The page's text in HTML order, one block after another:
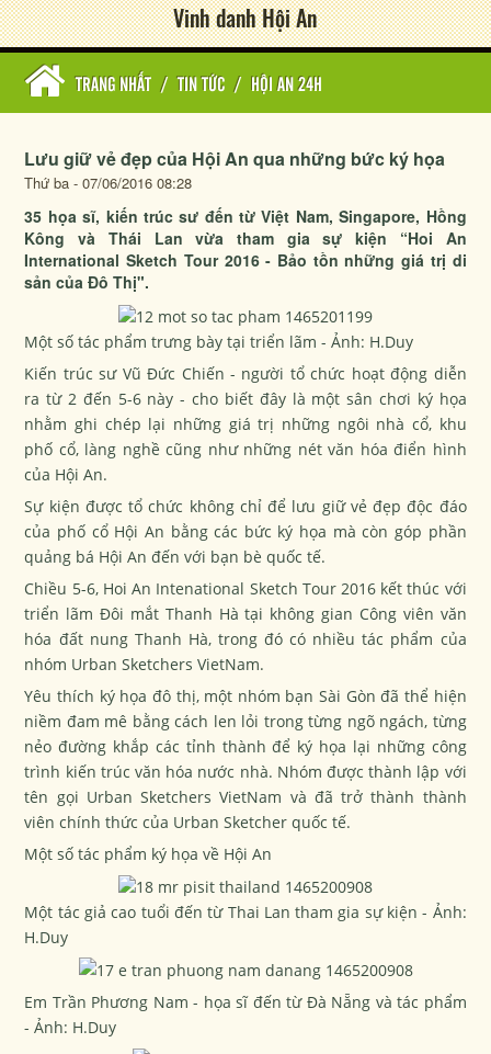
Vinh danh Hội An
TRANG NHẤT / TIN TỨC / HỘI AN 24H
Lưu giữ vẻ đẹp của Hội An qua những bức ký họa
Thứ ba - 07/06/2016 08:28
35 họa sĩ, kiến trúc sư đến từ Việt Nam, Singapore, Hồng
Kông và Thái Lan vừa tham gia sự kiện “Hoi An
International Sketch Tour 2016 - Bảo tồn những giá trị di
sản của Đô Thị".
Một số tác phẩm trưng bày tại triển lãm - Ảnh: H.Duy
Kiến trúc sư Vũ Đức Chiến - người tổ chức hoạt động diễn
ra từ 2 đến 5-6 này - cho biết đây là một sân chơi ký họa
nhằm ghi chép lại những giá trị những ngôi nhà cổ, khu
phố cổ, làng nghề cũng như những nét văn hóa điển hình
của Hội An.
Sự kiện được tổ chức không chỉ để lưu giữ vẻ đẹp độc đáo
của phố cổ Hội An bằng các bức ký họa mà còn góp phần
quảng bá Hội An đến với bạn bè quốc tế.
Chiều 5-6, Hoi An Intenational Sketch Tour 2016 kết thúc với
triển lãmĐôi mắt Thanh Hà tại không gian Công viên văn
hóa đất nung Thanh Hà, trong đó có nhiều tác phẩm của
nhóm Urban Sketchers VietNam.
Yêu thích ký họa đô thị, một nhóm bạn Sài Gòn đã thể hiện
niềm đam mê bằng cách len lỏi trong từng ngõ ngách, từng
nẻo đường khắp các tỉnh thành để ký họa lại những công
trình kiến trúc văn hóa nước nhà. Nhóm được thành lập với
tên gọi Urban Sketchers VietNam và đã trở thành thành
viên chính thức của Urban Sketcher quốc tế.
Một số tác phẩm ký họa về Hội An
Một tác giả cao tuổi đến từ Thai Lan tham gia sự kiện - Ảnh:
H.Duy
Em Trần Phương Nam - họa sĩ đến từ Đà Nẵng và tác phẩm
- Ảnh: H.Duy